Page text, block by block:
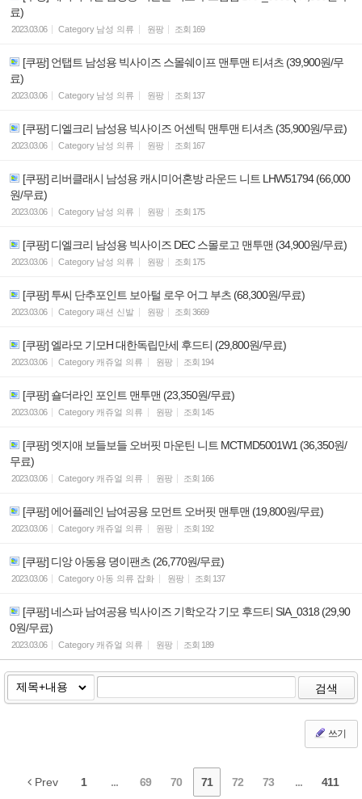
료)
2023.03.06 Category 남성 의류 원팡 조회 169
[쿠팡] 언탭트 남성용 빅사이즈 스몰쉐이프 맨투맨 티셔츠 (39,900원/무
료)
2023.03.06 Category 남성 의류 원팡 조회 137
[쿠팡] 디엘크리 남성용 빅사이즈 어센틱 맨투맨 티셔츠 (35,900원/무료)
2023.03.06 Category 남성 의류 원팡 조회 167
[쿠팡] 리버클래시 남성용 캐시미어혼방 라운드 니트 LHW51794 (66,000
원/무료)
2023.03.06 Category 남성 의류 원팡 조회 175
[쿠팡] 디엘크리 남성용 빅사이즈 DEC 스몰로고 맨투맨 (34,900원/무료)
2023.03.06 Category 남성 의류 원팡 조회 175
[쿠팡] 투씨 단추포인트 보아털 로우 어그 부츠 (68,300원/무료)
2023.03.06 Category패션 신발 원팡 조회 3669
[쿠팡] 엘라모 기모H 대한독립만세 후드티 (29,800원/무료)
2023.03.06 Category 캐쥬얼 의류 원팡 조회 194
[쿠팡] 숄더라인 포인트 맨투맨 (23,350원/무료)
2023.03.06 Category 캐쥬얼 의류 원팡 조회 145
[쿠팡] 엣지애 보들보들 오버핏 마운틴 니트 MCTMD5001W1 (36,350원/
무료)
2023.03.06 Category 캐쥬얼 의류 원팡 조회 166
[쿠팡] 에어플레인 남여공용 모먼트 오버핏 맨투맨 (19,800원/무료)
2023.03.06 Category 캐쥬얼 의류 원팡 조회 192
[쿠팡] 디앙 아동용 뎡이팬츠 (26,770원/무료)
2023.03.06 Category 아동 의류 잡화 원팡 조회 137
[쿠팡] 네스파 남여공용 빅사이즈 기학오각 기모 후드티 SIA_0318 (29,90
0원/무료)
2023.03.06 Category 캐쥬얼 의류 원팡 조회 189
검색
쓰기
Prev 1 ... 69 70 71 72 73 ... 411